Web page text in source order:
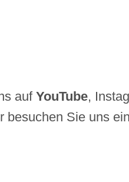
auf YouTube,
besuchen Sie uns